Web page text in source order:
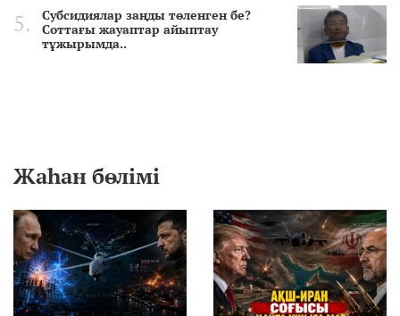
Субсидиялар заңды төленген бе?
Соттағы жауаптар айыптау
тұжырымда..
Жаһан бөлімі